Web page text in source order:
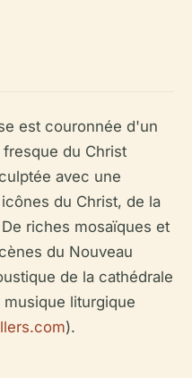
est couronnée d'un
du Christ
avec une
du Christ, de la
riches mosaïques et
du Nouveau
de la cathédrale
liturgique
).